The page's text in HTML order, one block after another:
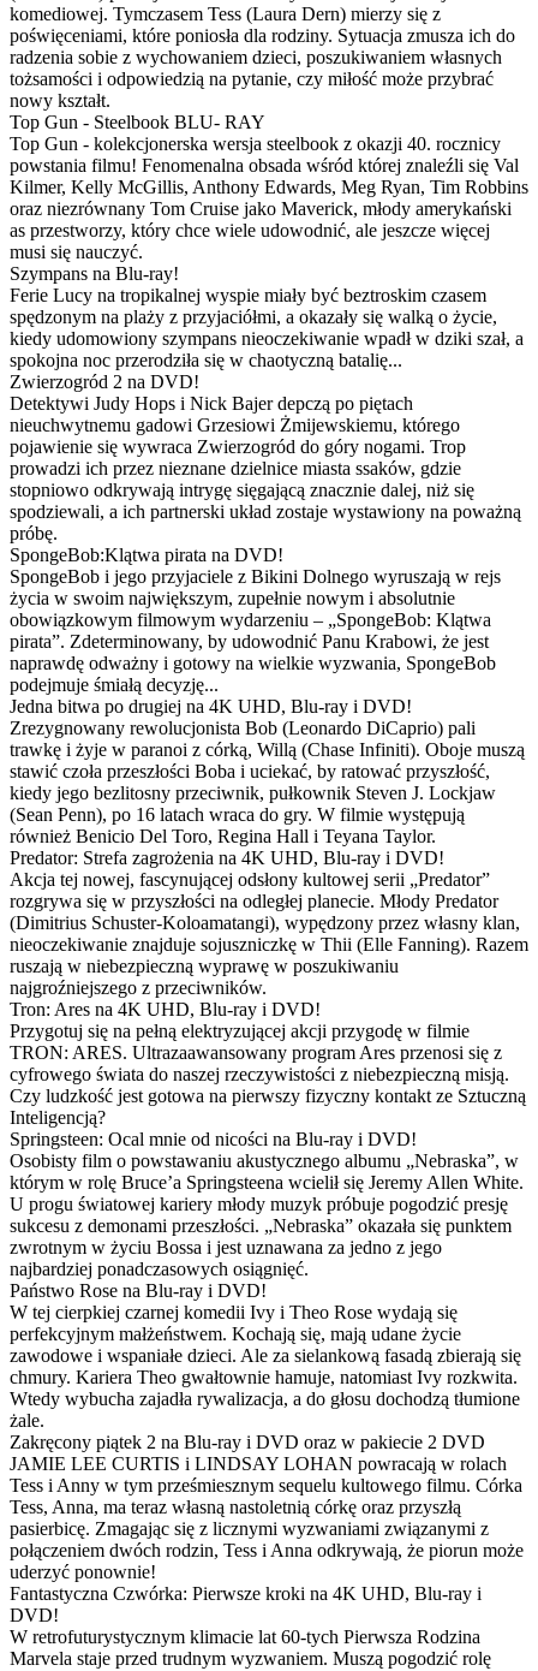
komediowej. Tymczasem Tess (Laura Dern) mierzy się z
poświęceniami, które poniosła dla rodziny. Sytuacja zmusza ich do
radzenia sobie z wychowaniem dzieci, poszukiwaniem własnych
tożsamości i odpowiedzią na pytanie, czy miłość może przybrać
nowy kształt.
Top Gun - Steelbook BLU- RAY
Top Gun - kolekcjonerska wersja steelbook z okazji 40. rocznicy
powstania filmu! Fenomenalna obsada wśród której znaleźli się Val
Kilmer, Kelly McGillis, Anthony Edwards, Meg Ryan, Tim Robbins
oraz niezrównany Tom Cruise jako Maverick, młody amerykański
as przestworzy, który chce wiele udowodnić, ale jeszcze więcej
musi się nauczyć.
Szympans na Blu-ray!
Ferie Lucy na tropikalnej wyspie miały być beztroskim czasem
spędzonym na plaży z przyjaciółmi, a okazały się walką o życie,
kiedy udomowiony szympans nieoczekiwanie wpadł w dziki szał, a
spokojna noc przerodziła się w chaotyczną batalię...
Zwierzogród 2 na DVD!
Detektywi Judy Hops i Nick Bajer depczą po piętach
nieuchwytnemu gadowi Grzesiowi Żmijewskiemu, którego
pojawienie się wywraca Zwierzogród do góry nogami. Trop
prowadzi ich przez nieznane dzielnice miasta ssaków, gdzie
stopniowo odkrywają intrygę sięgającą znacznie dalej, niż się
spodziewali, a ich partnerski układ zostaje wystawiony na poważną
próbę.
SpongeBob:Klątwa pirata na DVD!
SpongeBob i jego przyjaciele z Bikini Dolnego wyruszają w rejs
życia w swoim największym, zupełnie nowym i absolutnie
obowiązkowym filmowym wydarzeniu – „SpongeBob: Klątwa
pirata”. Zdeterminowany, by udowodnić Panu Krabowi, że jest
naprawdę odważny i gotowy na wielkie wyzwania, SpongeBob
podejmuje śmiałą decyzję...
Jedna bitwa po drugiej na 4K UHD, Blu-ray i DVD!
Zrezygnowany rewolucjonista Bob (Leonardo DiCaprio) pali
trawkę i żyje w paranoi z córką, Willą (Chase Infiniti). Oboje muszą
stawić czoła przeszłości Boba i uciekać, by ratować przyszłość,
kiedy jego bezlitosny przeciwnik, pułkownik Steven J. Lockjaw
(Sean Penn), po 16 latach wraca do gry. W filmie występują
również Benicio Del Toro, Regina Hall i Teyana Taylor.
Predator: Strefa zagrożenia na 4K UHD, Blu-ray i DVD!
Akcja tej nowej, fascynującej odsłony kultowej serii „Predator”
rozgrywa się w przyszłości na odległej planecie. Młody Predator
(Dimitrius Schuster-Koloamatangi), wypędzony przez własny klan,
nieoczekiwanie znajduje sojuszniczkę w Thii (Elle Fanning). Razem
ruszają w niebezpieczną wyprawę w poszukiwaniu
najgroźniejszego z przeciwników.
Tron: Ares na 4K UHD, Blu-ray i DVD!
Przygotuj się na pełną elektryzującej akcji przygodę w filmie
TRON: ARES. Ultrazaawansowany program Ares przenosi się z
cyfrowego świata do naszej rzeczywistości z niebezpieczną misją.
Czy ludzkość jest gotowa na pierwszy fizyczny kontakt ze Sztuczną
Inteligencją?
Springsteen: Ocal mnie od nicości na Blu-ray i DVD!
Osobisty film o powstawaniu akustycznego albumu „Nebraska”, w
którym w rolę Bruce’a Springsteena wcielił się Jeremy Allen White.
U progu światowej kariery młody muzyk próbuje pogodzić presję
sukcesu z demonami przeszłości. „Nebraska” okazała się punktem
zwrotnym w życiu Bossa i jest uznawana za jedno z jego
najbardziej ponadczasowych osiągnięć.
Państwo Rose na Blu-ray i DVD!
W tej cierpkiej czarnej komedii Ivy i Theo Rose wydają się
perfekcyjnym małżeństwem. Kochają się, mają udane życie
zawodowe i wspaniałe dzieci. Ale za sielankową fasadą zbierają się
chmury. Kariera Theo gwałtownie hamuje, natomiast Ivy rozkwita.
Wtedy wybucha zajadła rywalizacja, a do głosu dochodzą tłumione
żale.
Zakręcony piątek 2 na Blu-ray i DVD oraz w pakiecie 2 DVD
JAMIE LEE CURTIS i LINDSAY LOHAN powracają w rolach
Tess i Anny w tym prześmiesznym sequelu kultowego filmu. Córka
Tess, Anna, ma teraz własną nastoletnią córkę oraz przyszłą
pasierbicę. Zmagając się z licznymi wyzwaniami związanymi z
połączeniem dwóch rodzin, Tess i Anna odkrywają, że piorun może
uderzyć ponownie!
Fantastyczna Czwórka: Pierwsze kroki na 4K UHD, Blu-ray i
DVD!
W retrofuturystycznym klimacie lat 60-tych Pierwsza Rodzina
Marvela staje przed trudnym wyzwaniem. Muszą pogodzić rolę